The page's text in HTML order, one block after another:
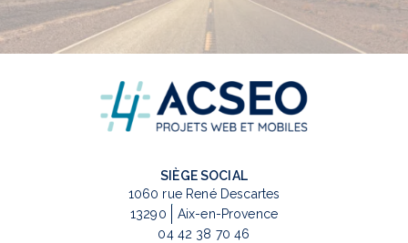
SIÈGE SOCIAL
1060 rue René Descartes
13290
Aix-en-Provence
04 42 38 70 46